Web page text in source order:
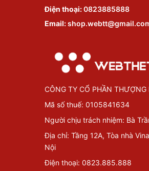
Điện thoại:0823885888
Email:
CÔNG TY CỔ PHẦN THƯỢNG
Mã số thuế: 0105841634
Người chịu trách nhiệm: Bà
Địa chỉ: Tầng 12A, Tòa nhà
Nội
Điện thoại: 0823.885.888